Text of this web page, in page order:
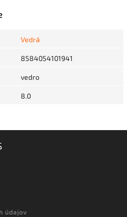
Vedrá
8584054101941
vedro
8.0
údajov